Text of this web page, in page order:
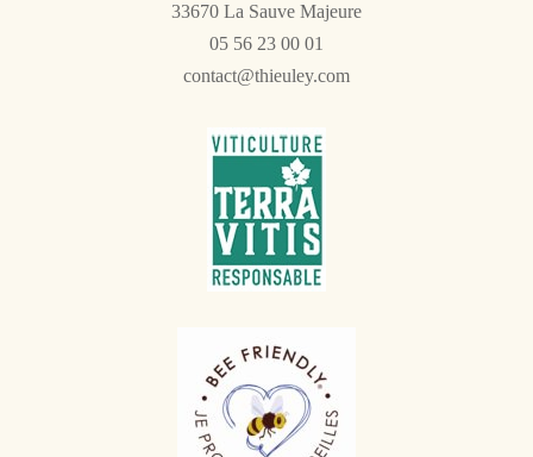
33670 La Sauve Majeure
05 56 23 00 01
contact@thieuley.com